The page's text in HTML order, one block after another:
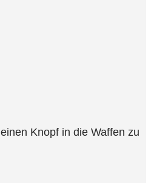
Knopf in die Waffen zu